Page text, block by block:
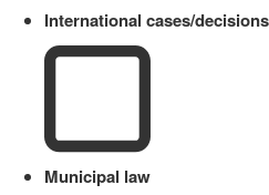
International cases/decisions
Municipal law